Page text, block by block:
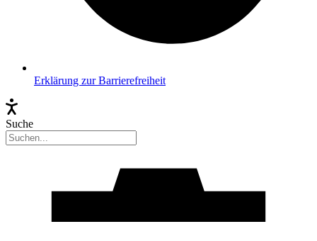
Erklärung zur Barrierefreiheit
Suche